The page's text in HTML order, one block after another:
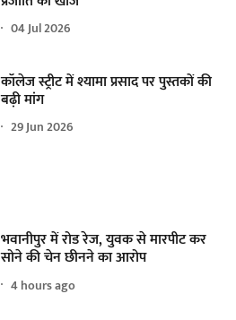
04 Jul 2026
कॉलेज स्ट्रीट में श्यामा प्रसाद पर पुस्तकों की
बढ़ी मांग
29 Jun 2026
भवानीपुर में रोड रेज, युवक से मारपीट कर
सोने की चेन छीनने का आरोप
4 hours ago